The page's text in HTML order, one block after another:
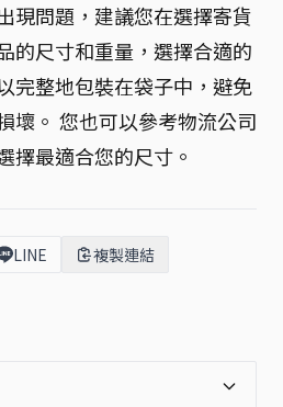
現問題，建議您在選擇寄貨
的尺寸和重量，選擇合適的
完整地包裝在袋子中，避免
壞。 您也可以參考物流公司
擇最適合您的尺寸。
LINE 複製連結